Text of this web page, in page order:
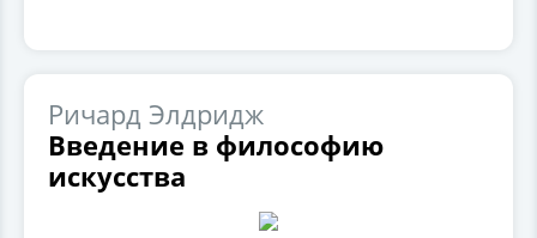
Ричард Элдридж
Введение в философию
искусства